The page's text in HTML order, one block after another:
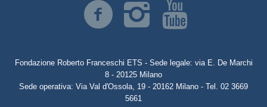
Fondazione Roberto Franceschi ETS - Sede legale: via E. De Marchi
8 - 20125 Milano
Sede operativa: Via Val d'Ossola, 19 - 20162 Milano - Tel. 02 3669
5661